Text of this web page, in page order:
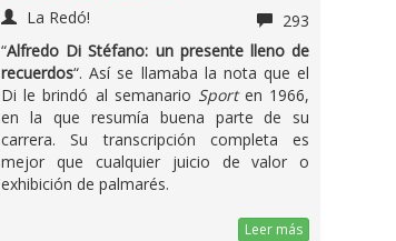
La Redó!
293
“Alfredo Di Stéfano: un presente lleno de
recuerdos“. Así se llamaba la nota que el
Di le brindó al semanario Sporten 1966,
en la que resumía buena parte de su
carrera. Su transcripción completa es
mejor que cualquier juicio de valor o
exhibición de palmarés.
Leer más